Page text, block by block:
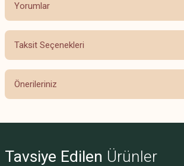
Yorumlar
Bu ürüne ilk yorumu siz yapın!
Taksit Seçenekleri
Önerileriniz
Görüş ve önerileriniz için teşekkür ederiz.
Tavsiye Edilen Ürünler